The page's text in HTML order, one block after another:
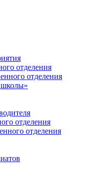
отделения
отделения
школы»
отделения
отделения